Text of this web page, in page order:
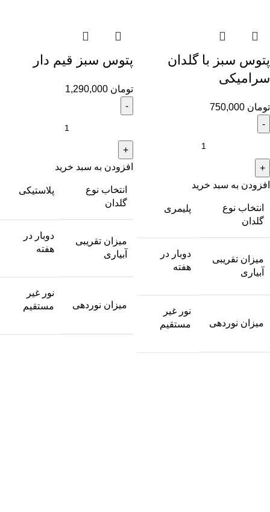
پتوس سبز با گلدان
سرامیکی
تومان
افزودن به سبد خرید
انتخاب نوع
گلدان
پلیمری
میزان تقریبی
آبیاری
دوبار در
هفته
میزان نوردهی
نور غیر
مستقیم
پتوس سبز قیم دار
تومان
افزودن به سبد خرید
انتخاب نوع
گلدان
پلاستیکی
میزان تقریبی
آبیاری
دوبار در
هفته
میزان نوردهی
نور غیر
مستقیم